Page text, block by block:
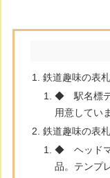
鉄道趣味の表
◆ 駅名標デ
用意してい
鉄道趣味の表
◆ ヘッドマ
品。テンプ